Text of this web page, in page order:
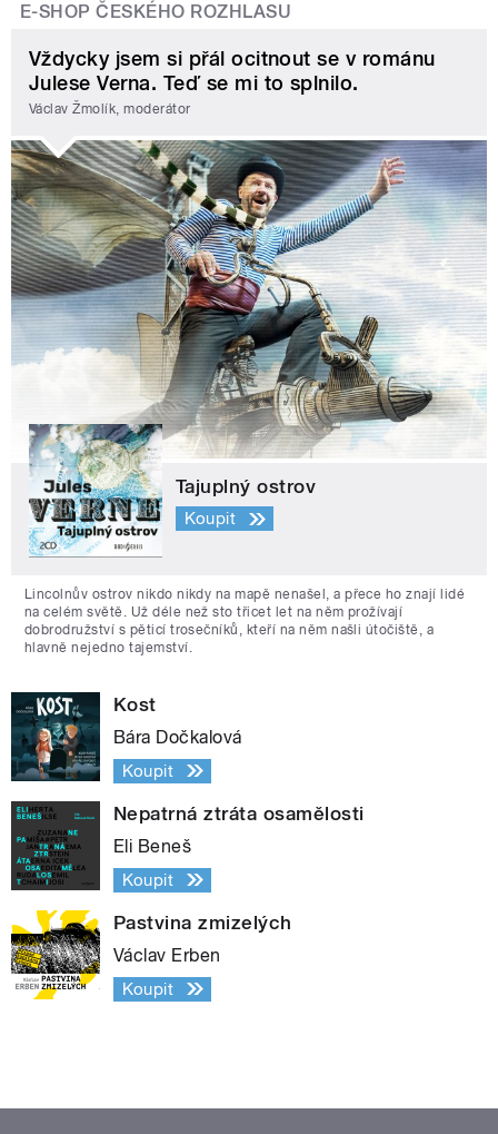
E-SHOP ČESKÉHO ROZHLASU
Vždycky jsem si přál ocitnout se v románu
Julese Verna. Teď se mi to splnilo.
Václav Žmolík, moderátor
Tajuplný ostrov
Koupit
Lincolnův ostrov nikdo nikdy na mapě nenašel, a přece ho znají lidé
na celém světě. Už déle než sto třicet let na něm prožívají
dobrodružství s pěticí trosečníků, kteří na něm našli útočiště, a
hlavně nejedno tajemství.
Kost
Bára Dočkalová
Koupit
Nepatrná ztráta osamělosti
Eli Beneš
Koupit
Pastvina zmizelých
Václav Erben
Koupit